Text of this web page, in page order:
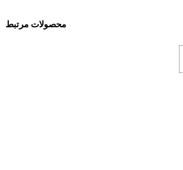
محصولات مرتبط